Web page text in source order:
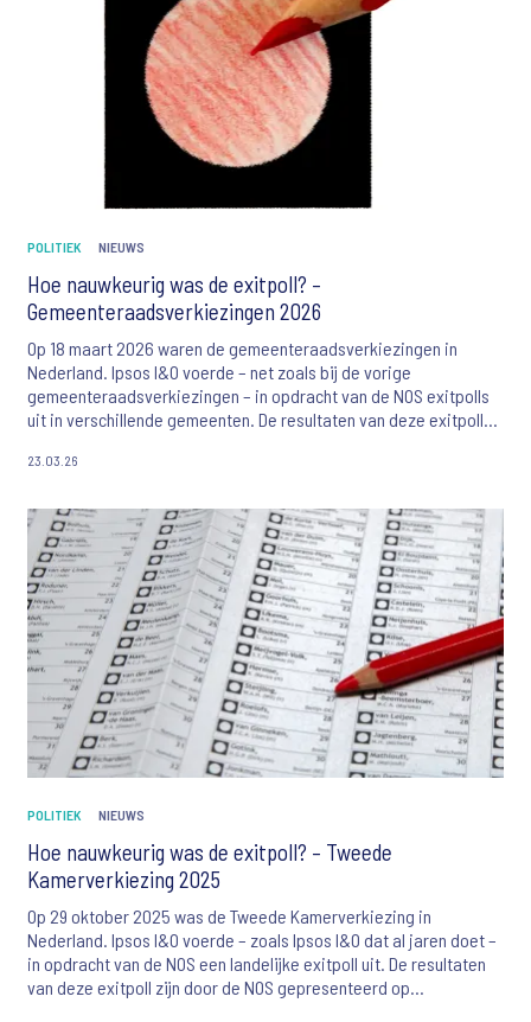
POLITIEK NIEUWS
Hoe nauwkeurig was de exitpoll? –
Gemeenteraadsverkiezingen 2026
Op 18 maart 2026 waren de gemeenteraadsverkiezingen in
Nederland. Ipsos I&O voerde – net zoals bij de vorige
gemeenteraadsverkiezingen – in opdracht van de NOS exitpolls
uit in verschillende gemeenten. De resultaten van deze exitpolls
mooi overeen met de verkiezingsuitslag.
23.03.26
POLITIEK NIEUWS
Hoe nauwkeurig was de exitpoll? – Tweede
Kamerverkiezing 2025
Op 29 oktober 2025 was de Tweede Kamerverkiezing in
Nederland. Ipsos I&O voerde – zoals Ipsos I&O dat al jaren doet –
in opdracht van de NOS een landelijke exitpoll uit. De resultaten
van deze exitpoll zijn door de NOS gepresenteerd op